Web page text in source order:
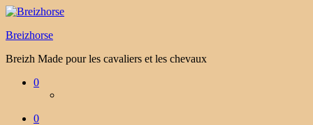
Breizhorse
Breizh Made pour les cavaliers et les chevaux
0
0